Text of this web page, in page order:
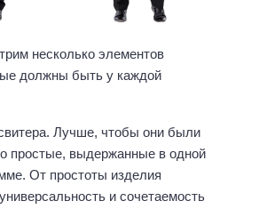
несколько элементов
должны быть у каждой
Лучше, чтобы они были
простые, выдержанные в одной
От простоты изделия
и сочетаемость